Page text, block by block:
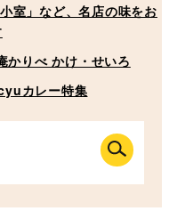
室」など、名店の味をお
かりべ かけ・せいろ
カレー特集